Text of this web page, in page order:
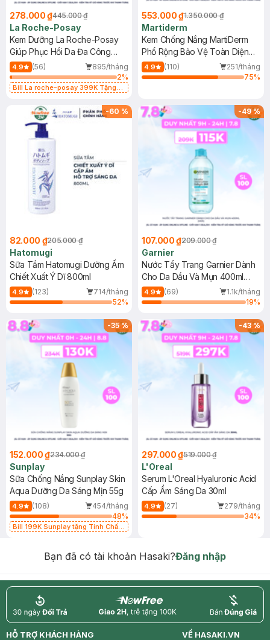
278.000 ₫445.000 ₫
La Roche-Posay
Kem Dưỡng La Roche-Posay
Giúp Phục Hồi Da Đa Công
Dụng 40ml
4.9 (56)
895/tháng
2%
Bill La roche-posay 399K Tặng
(SL có hạn)
553.000 ₫1.350.000 ₫
Martiderm
Kem Chống Nắng MartiDerm
Phổ Rộng Bảo Vệ Toàn Diện
40ml
4.9 (110)
251/tháng
75%
-60 %
82.000 ₫205.000 ₫
Hatomugi
Sữa Tắm Hatomugi Dưỡng Ẩm
Chiết Xuất Ý Dĩ 800ml
4.9 (123)
714/tháng
52%
-49%
107.000 ₫209.000 ₫
Garnier
Nước Tẩy Trang Garnier Dành
Cho Da Dầu Và Mụn 400ml
(Mới)
4.9 (69)
1.1k/tháng
19%
-35%
152.000 ₫234.000 ₫
Sunplay
Sữa Chống Nắng Sunplay Skin
Aqua Dưỡng Da Sáng Mịn 55g
4.9 (108)
454/tháng
48%
Bill 199K Sunplay tặng Tinh Chất
-43%
297.000 ₫519.000 ₫
L'Oreal
Serum L'Oreal Hyaluronic Acid
Cấp Ẩm Sáng Da 30ml
4.9 (27)
279/tháng
34%
Bạn đã có tài khoản Hasaki?Đăng nhập
return nowfree price
HỖ TRỢ KHÁCH HÀNG
VỀ HASAKI.VN